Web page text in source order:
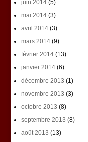
juin 2014(5)
mai 2014(3)
avril 2014(3)
mars 2014(9)
février 2014(13)
janvier 2014(6)
décembre 2013 (1)
novembre 2013 (3)
octobre 2013 (8)
septembre 2013 (8)
août 2013 (13)